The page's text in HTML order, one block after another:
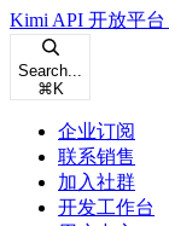
Kimi API 开放平台
Search...
⌘ K
企业订阅
联系销售
加入社群
开发工作台